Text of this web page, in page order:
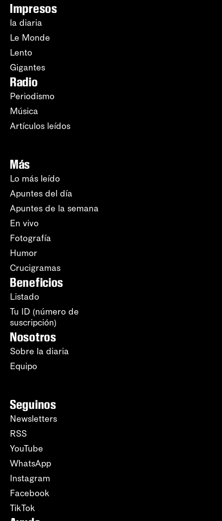
Impresos
la diaria
Le Monde
Lento
Gigantes
Radio
Periodismo
Música
Artículos leídos
Más
Lo más leído
Apuntes del día
Apuntes de la semana
En vivo
Fotografía
Humor
Crucigramas
Beneficios
Listado
Tu ID (número de
suscripción)
Nosotros
Sobre la diaria
Equipo
Seguinos
Newsletters
RSS
YouTube
WhatsApp
Instagram
Facebook
TikTok